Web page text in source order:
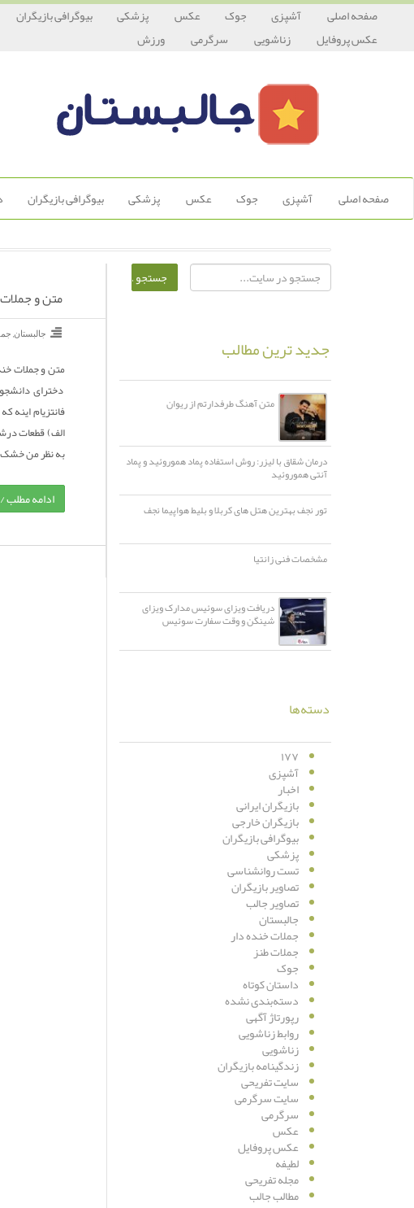
صفحه اصلی آشپزی جوک عکس پزشکی بیوگرافی بازیگران
عکس پروفایل
زناشویی سرگرمی ورزش
صفحه اصلی آشپزی جوک عکس پزشکی بیوگرافی بازیگران
جدید ترین مطالب
متن آهنگ طرفدارتم از ریوان
درمان شقاق با لیزر: روش استفاده پماد هموروئید و پماد
آنتی هموروئید
تور نجف بهترین هتل های کربلا و بلیط هواپیما نجف
مشخصات فنی زانتیا
دریافت ویزای سوئیس مدارک ویزای
شینگن و وقت سفارت سوئیس
دسته‌ها
۱۷۷
آشپزی
اخبار
بازیگران ایرانی
بازیگران خارجی
بیوگرافی بازیگران
پزشکی
تست روانشناسی
تصاویر بازیگران
تصاویر جالب
جالبستان
جملات خنده دار
جملات طنز
جوک
داستان کوتاه
دسته‌بندی نشده
رپورتاژ آگهی
روابط زناشویی
زناشویی
زندگینامه بازیگران
سایت تفریحی
سایت سرگرمی
سرگرمی
عکس
عکس پروفایل
لطیفه
مجله تفریحی
مطالب جالب
متن و
جالبستان,
متن و جملات
دخترای
به نظر من خشک
ادامه مطلب